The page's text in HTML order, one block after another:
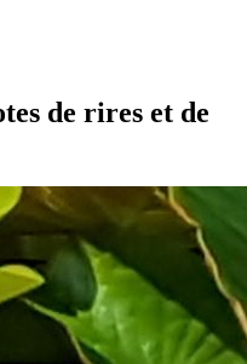
de rires et de